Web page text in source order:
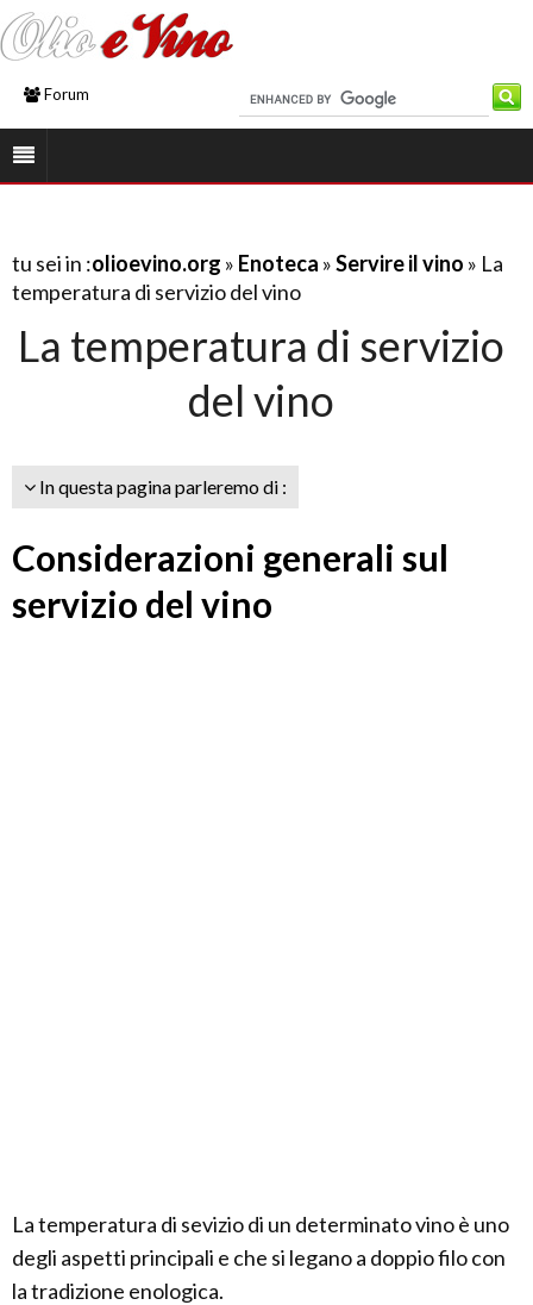
Forum
tu sei in :olioevino.org » Enoteca »Servire il vino » La
temperatura di servizio del vino
La temperatura di servizio
del vino
In questa pagina parleremo di :
Considerazioni generali sul
servizio del vino
La temperatura di sevizio di un determinato vino è uno
degli aspetti principali e che si legano a doppio filo con
la tradizione enologica.